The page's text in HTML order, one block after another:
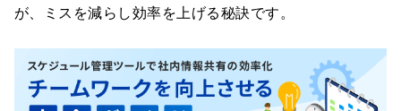
が、ミスを減らし効率を上げる秘訣です。